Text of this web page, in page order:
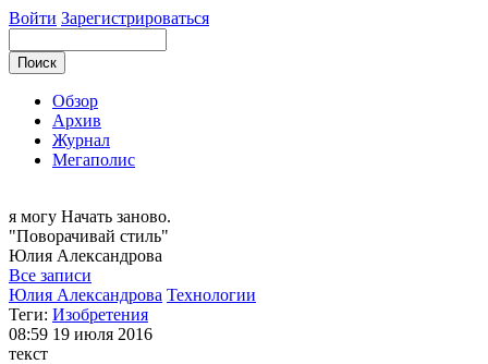
Войти Зарегистрироваться
Обзор
Архив
Журнал
Мегаполис
я могу Начать заново.
"Поворачивай стиль"
Юлия Александрова
Все записи
Юлия Александрова Технологии
Теги: Изобретения
08:59 19 июля 2016
текст